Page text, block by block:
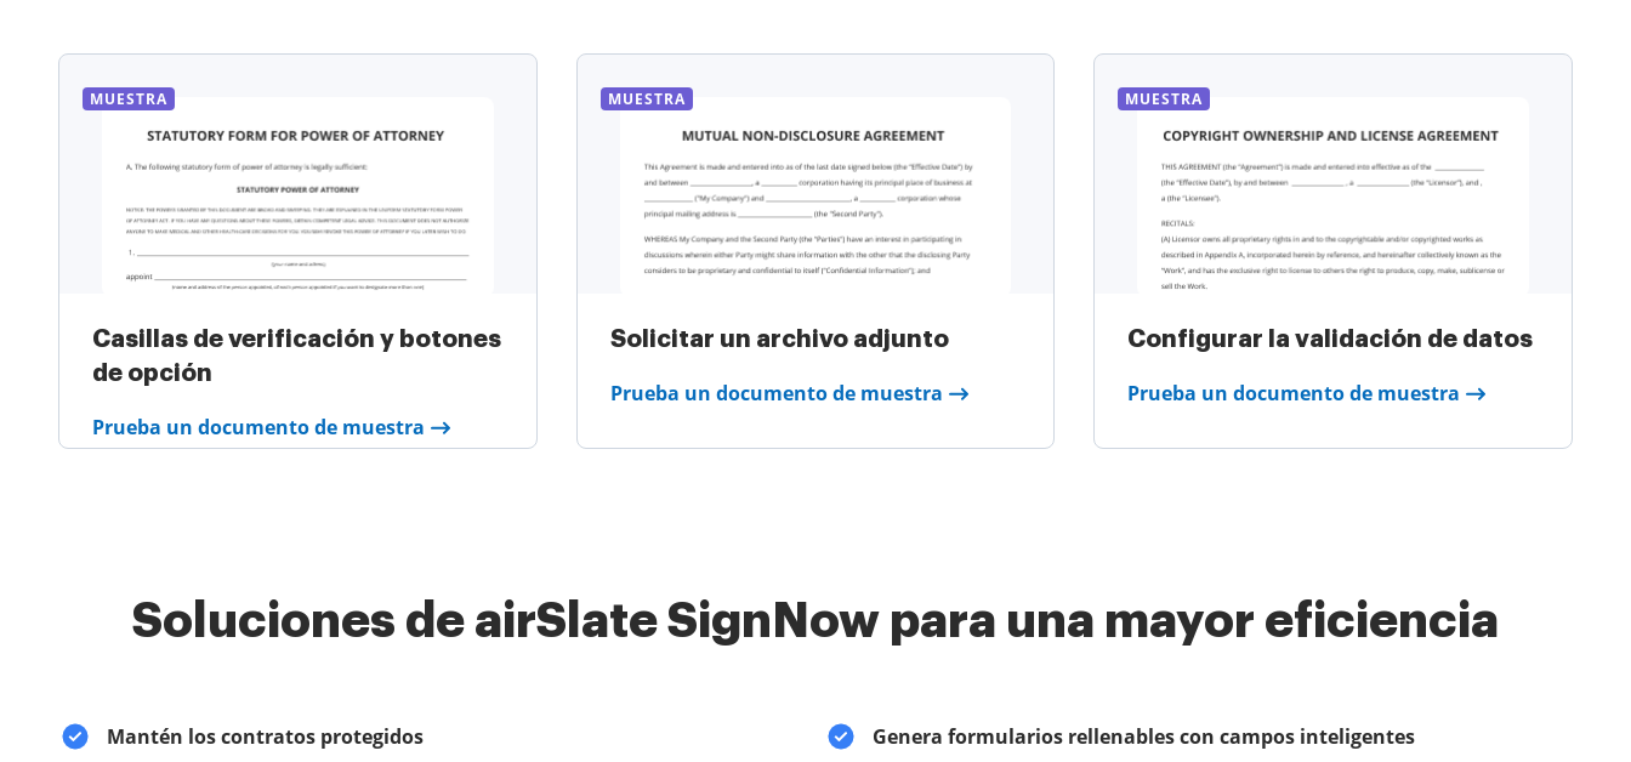
MUESTRA
Casillas de verificación y botones
de opción
Prueba un documento de muestra
MUESTRA
Solicitar un archivo adjunto
Prueba un documento de muestra
MUESTRA
Configurar la validación de datos
Prueba un documento de muestra
Soluciones de airSlate SignNow para una mayor eficiencia
Mantén los contratos protegidos
Genera formularios rellenables con campos inteligentes